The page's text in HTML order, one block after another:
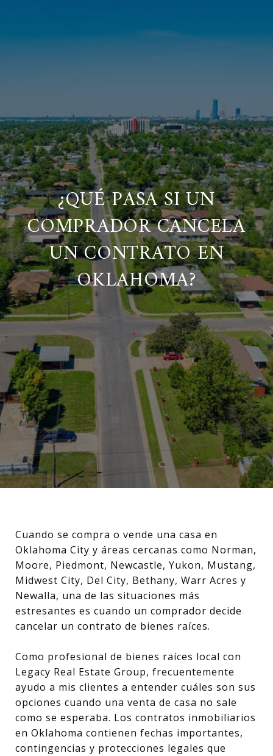
¿QUÉ PASA SI UN
COMPRADOR CANCELA
UN CONTRATO EN
OKLAHOMA?
Cuando se compra o vende una casa en
Oklahoma City y áreas cercanas como Norman,
Moore, Piedmont, Newcastle, Yukon, Mustang,
Midwest City, Del City, Bethany, Warr Acres y
Newalla, una de las situaciones más
estresantes es cuando un comprador decide
cancelar un contrato de bienes raíces.
Como profesional de bienes raíces local con
Legacy Real Estate Group, frecuentemente
ayudo a mis clientes a entender cuáles son sus
opciones cuando una venta de casa no sale
como se esperaba. Los contratos inmobiliarios
en Oklahoma contienen fechas importantes,
contingencias y protecciones legales que